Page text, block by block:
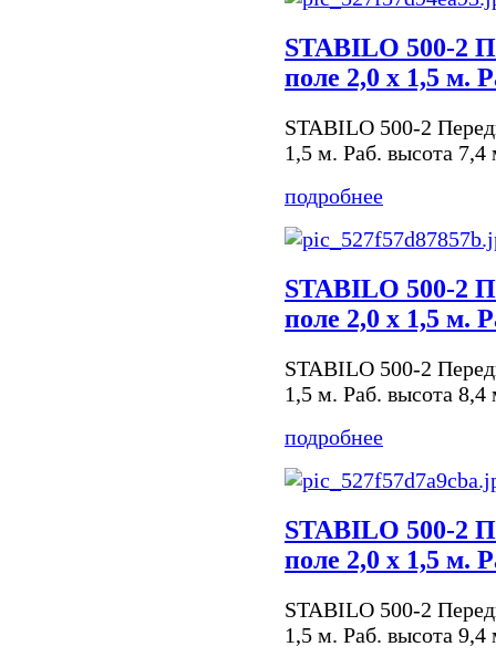
STABILO 500-2
поле 2,0 х 1,5 м.
STABILO 500-2
1,5 м. Раб. высота 7,4
подробнее
STABILO 500-2
поле 2,0 х 1,5 м.
STABILO 500-2
1,5 м. Раб. высота 8,4
подробнее
STABILO 500-2
поле 2,0 х 1,5 м.
STABILO 500-2
1,5 м. Раб. высота 9,4